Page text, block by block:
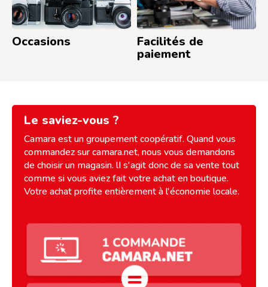
Le saviez-vous ?
Camara est un groupement coopératif. Quand vous
commandez sur camara.net, nous vous demandons
Votre achat profite entièrement à l'économie locale.